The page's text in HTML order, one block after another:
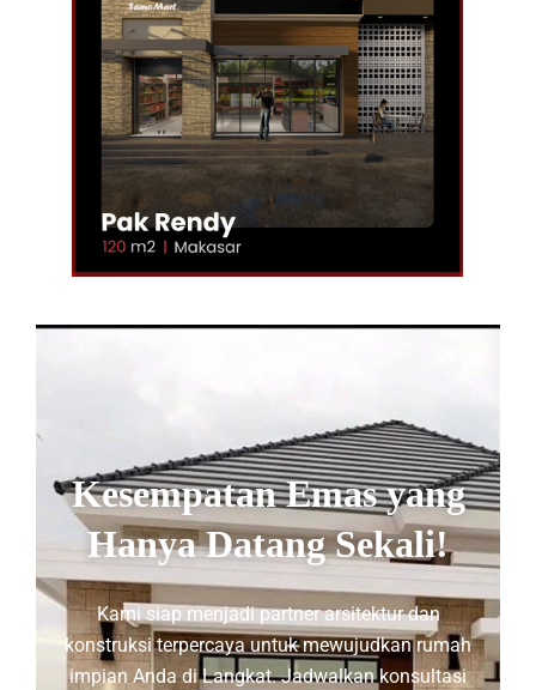
Kesempatan Emas yang
Hanya Datang Sekali!
Kami siap menjadi partner arsitektur dan
konstruksi terpercaya untuk mewujudkan rumah
impian Anda di Langkat. Jadwalkan konsultasi